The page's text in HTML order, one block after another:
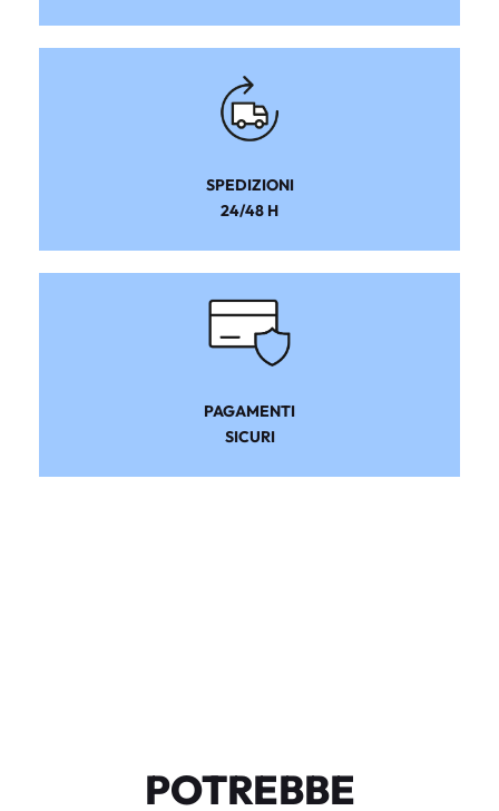
SPEDIZIONI
24/48 H
PAGAMENTI
SICURI
POTREBBE